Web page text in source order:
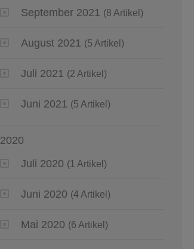
September 2021 (8 Artikel)
August 2021 (5 Artikel)
Juli 2021 (2 Artikel)
Juni 2021 (5 Artikel)
2020
Juli 2020 (1 Artikel)
Juni 2020 (4 Artikel)
Mai 2020 (6 Artikel)